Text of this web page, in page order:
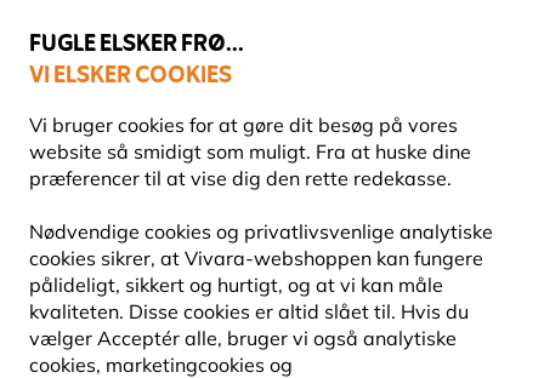
FUGLE ELSKER FRØ...
VI ELSKER COOKIES
Vi bruger cookies for at gøre dit besøg på vores
website så smidigt som muligt. Fra at huske dine
præferencer til at vise dig den rette redekasse.
Nødvendige cookies og privatlivsvenlige analytiske
cookies sikrer, at Vivara-webshoppen kan fungere
pålideligt, sikkert og hurtigt, og at vi kan måle
kvaliteten. Disse cookies er altid slået til. Hvis du
vælger Acceptér alle, bruger vi også analytiske
cookies, marketingcookies og
Topbedømt i 11 lande
Fri fragt over 499 kr.
10% RABAT